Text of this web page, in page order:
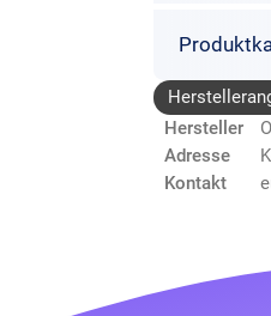
Hersteller
Adresse
Kontakt